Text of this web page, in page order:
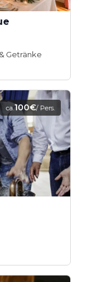
Getränke
ca.100€/ Pers.